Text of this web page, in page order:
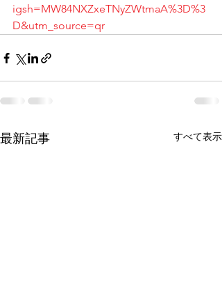
igsh=MW84NXZxeTNyZWtmaA%3D%3
D&utm_source=qr
最新記事 すべて表示